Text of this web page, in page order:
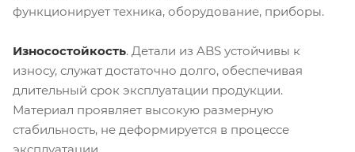
функционирует техника, оборудование, приборы.
Износостойкость. Детали из ABS устойчивы к
износу, служат достаточно долго, обеспечивая
длительный срок эксплуатации продукции.
Материал проявляет высокую размерную
стабильность, не деформируется в процессе